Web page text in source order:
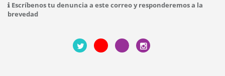
Escríbenos tu denuncia a este correo y responderemos a la
brevedad